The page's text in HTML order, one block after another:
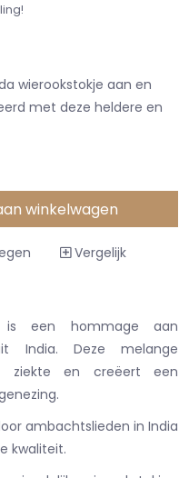
wierookstokje aan en
met deze heldere en
winkelwagen
Vergelijk
is een hommage aan
India. Deze melange
ziekte en creëert een
ambachtslieden in India
kwaliteit.